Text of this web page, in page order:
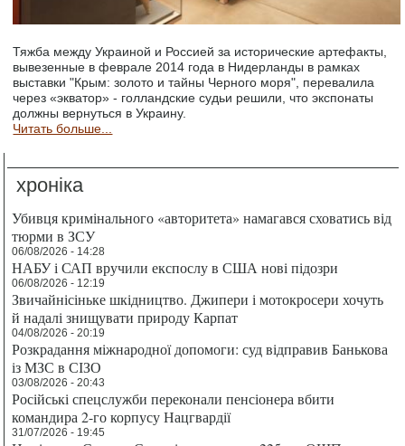
Тяжба между Украиной и Россией за исторические артефакты,
вывезенные в феврале 2014 года в Нидерланды в рамках
выставки "Крым: золото и тайны Черного моря", перевалила
через «экватор» - голландские судьи решили, что экспонаты
должны вернуться в Украину.
Читать больше...
хроніка
Убивця кримінального «авторитета» намагався сховатись від
тюрми в ЗСУ
06/08/2026 - 14:28
НАБУ і САП вручили експослу в США нові підозри
06/08/2026 - 12:19
Звичайнісіньке шкідництво. Джипери і мотокросери хочуть
й надалі знищувати природу Карпат
04/08/2026 - 20:19
Розкрадання міжнародної допомоги: суд відправив Банькова
із МЗС в СІЗО
03/08/2026 - 20:43
Російські спецслужби переконали пенсіонера вбити
командира 2-го корпусу Нацгвардії
31/07/2026 - 19:45